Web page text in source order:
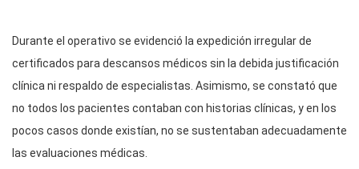
Durante el operativo se evidenció la expedición irregular de
certificados para descansos médicos sin la debida justificación
clínica ni respaldo de especialistas. Asimismo, se constató que
no todos los pacientes contaban con historias clínicas, y en los
pocos casos donde existían, no se sustentaban adecuadamente
las evaluaciones médicas.